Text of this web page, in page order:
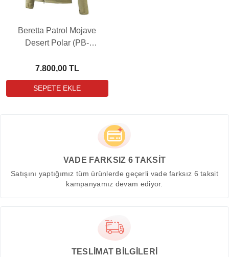
Beretta Patrol Mojave
Desert Polar (PB-
7.800,00 TL
VADE FARKSIZ 6 TAKSİT
Satışını yaptığımız tüm ürünlerde geçerli vade farksız 6 taksit
kampanyamız devam ediyor.
TESLİMAT BİLGİLERİ